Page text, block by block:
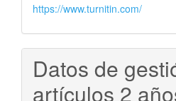
https://www.turnitin.com/
Datos de
artículos 2